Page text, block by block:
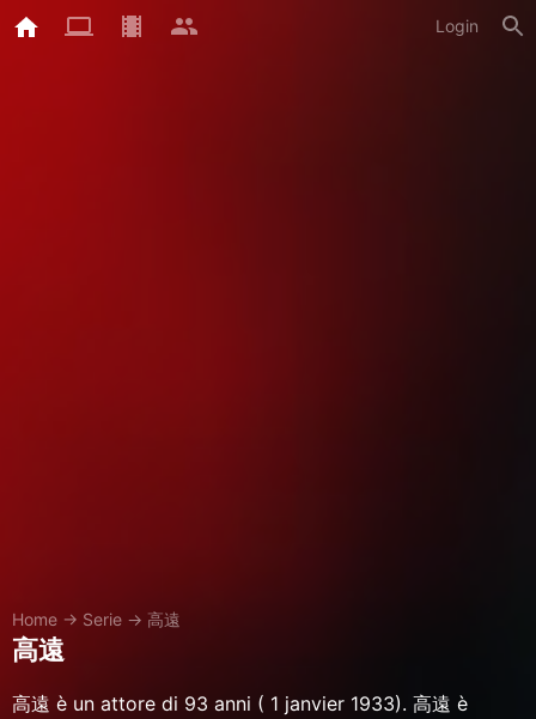
Login
Home → Serie → 高遠
高遠
高遠 è un attore di 93 anni ( 1 janvier 1933). 高遠 è